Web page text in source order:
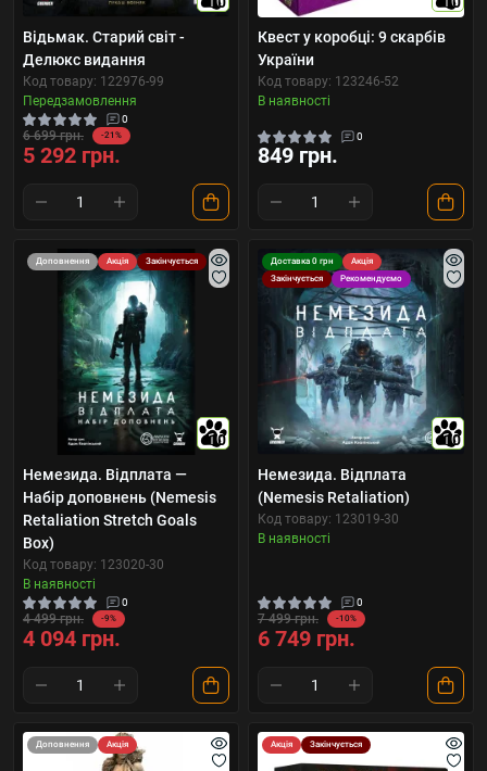
Відьмак. Старий світ -
Делюкс видання
Код товару: 122976-99
Передзамовлення
0
6 699 грн. -21%
5 292 грн.
Квест у коробці: 9 скарбів
України
Код товару: 123246-52
В наявності
0
849 грн.
Доповнення Акція Закінчується
10
Немезида. Відплата —
Набір доповнень (Nemesis
Retaliation Stretch Goals
Box)
Код товару: 123020-30
В наявності
0
4 499 грн. -9%
4 094 грн.
Доставка 0 грн
Акція
Закінчується
Рекомендуємо
10
Немезида. Відплата
(Nemesis Retaliation)
Код товару: 123019-30
В наявності
0
7 499 грн. -10%
6 749 грн.
Доповнення Акція Акція Закінчується